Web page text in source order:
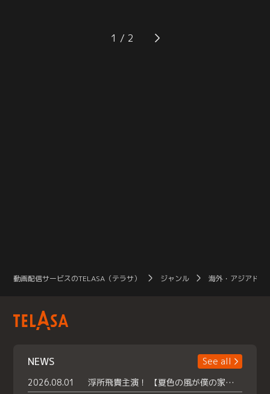
だった。一方、双子の世話で疲れ始
めていたケヴィンは、しつこいパパ
って来た母親の批判的なまなざしに
居心地が悪く、完璧な夕食で見返そ
1
動画配信サービスのTELASA（テラサ） ジャンル 海外・アジアドラ
NEWS
See all
2026.08.01
浮所飛貴主演！ 【夏色の風が僕の家にやってきた】 本日よりテラサで独占配信スタート！